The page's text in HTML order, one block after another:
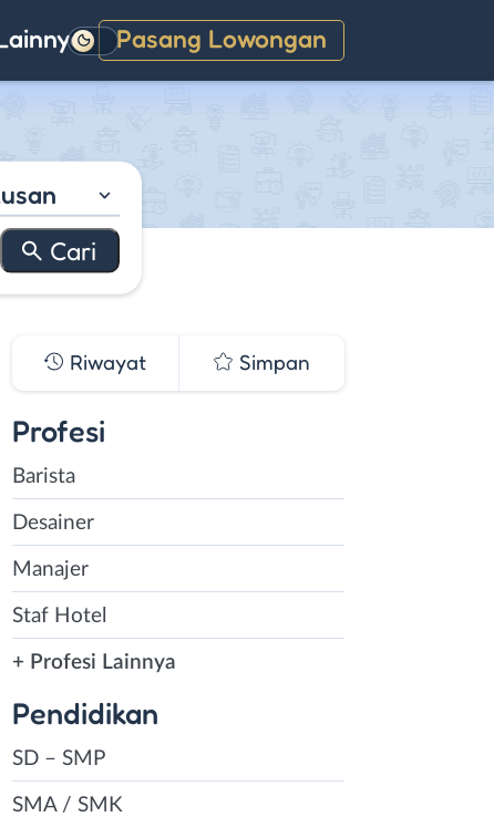
Pasang Lowongan
Gelap
Riwayat Simpan
Profesi
Barista
Desainer
Manajer
Staf Hotel
+ Profesi Lainnya
Pendidikan
SD – SMP
SMA / SMK